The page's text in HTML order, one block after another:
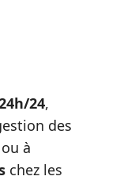
24,
des
à
chez les